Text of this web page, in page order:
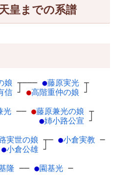
皇までの系譜
娘 ┬
信 ┘
─── ●藤原実光 ┬
●高階重仲の娘 ┘
光 ── ●藤原兼光の娘 ┬
●姉小路公宣 ┘
実世の娘 ┬
●小倉公雄 ┘
─ ●小倉実教 ─
隆 ── ●園基光 ─